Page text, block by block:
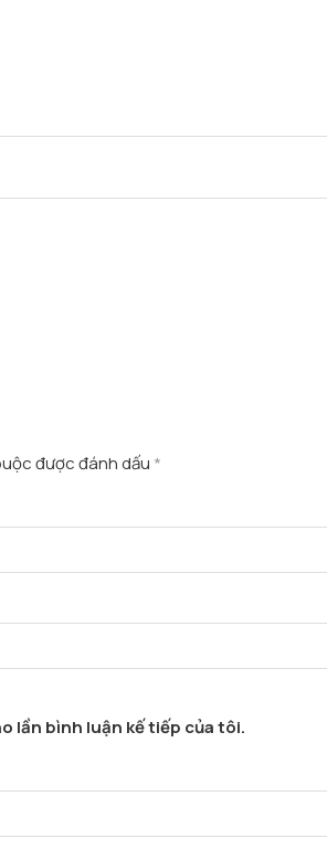
được đánh dấu *
lần bình luận kế tiếp của tôi.